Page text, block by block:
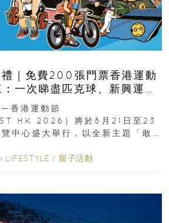
｜免費200張門票香港運動
一次睇盡匹克球、新興運
百運動品牌展覽
香港運動節
HK 2026）將於8月21日至23
中心盛大舉行，以全新主題「敢
LIFESTYLE / 親子活動